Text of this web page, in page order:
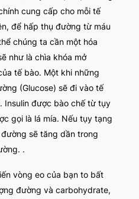
cung cấp cho mỗi tế
để hấp thụ đường từ máu
chúng ta cần một hóa
như là chìa khóa mở
tế bào. Một khi những
(Glucose) sẽ đi vào tế
Insulin được bào chế từ tụy
gọi là lá mía. Nếu tụy tạng
sẽ tăng dần trong
.
vòng eo của bạn to bất
đường và carbohydrate,